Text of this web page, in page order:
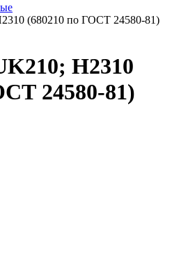
(680210 по ГОСТ 24580-81)
H2310
24580-81)